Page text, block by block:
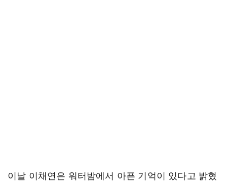
이날 이채연은 워터밤에서 아픈 기억이 있다고 밝혔